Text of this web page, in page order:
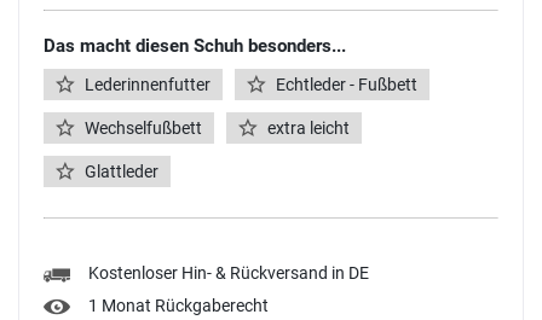
Das macht diesen Schuh besonders...
Lederinnenfutter Echtleder - Fußbett
Wechselfußbett extra leicht
Glattleder
Kostenloser Hin- & Rückversand in DE
1 Monat Rückgaberecht